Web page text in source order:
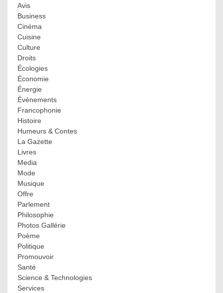
Avis
Business
Cinéma
Cuisine
Culture
Droits
Écologies
Économie
Énergie
Événements
Francophonie
Histoire
Humeurs & Contes
La Gazette
Livres
Media
Mode
Musique
Offre
Parlement
Philosophie
Photos Gallérie
Poème
Politique
Promouvoir
Santé
Science & Technologies
Services